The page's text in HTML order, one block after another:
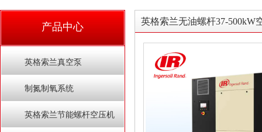
产品中心
英格索兰真空泵
制氮制氧系统
英格索兰节能螺杆空压机
英格索兰无油螺杆37-500kW